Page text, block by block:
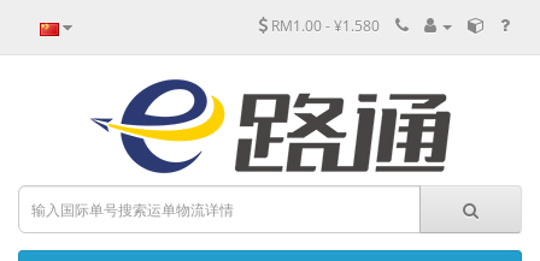
RM1.00 - ¥1.580